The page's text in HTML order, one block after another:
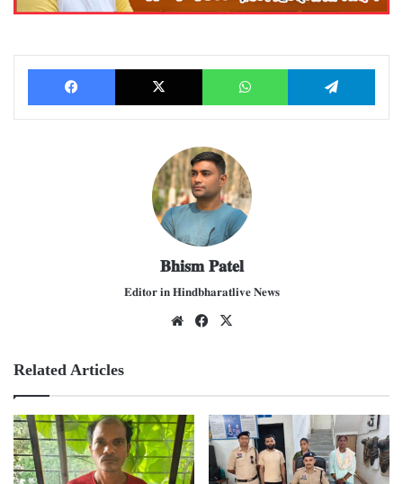
Facebook X WhatsApp
𝐁𝐡𝐢𝐬𝐦 𝐏𝐚𝐭𝐞𝐥
𝐄𝐝𝐢𝐭𝐨𝐫 𝐢𝐧 𝐇𝐢𝐧𝐝𝐛𝐡𝐚𝐫𝐚𝐭𝐥𝐢𝐯𝐞 𝐍𝐞𝐰𝐬
We
Fac
Related Articles